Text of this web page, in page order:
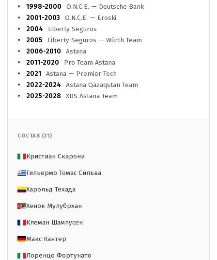
1998-2000
O.N.C.E. — Deutsche Bank
2001-2003
O.N.C.E. — Eroski
2004
Liberty Seguros
2005
Liberty Seguros — Würth Team
2006-2010
Astana
2011-2020
Pro Team Astana
2021
Astana — Premier Tech
2022-2024
Astana Qazaqstan Team
2025-2028
XDS Astana Team
СОСТАВ (31)
Кристиан Скарони
Гильермо Томас Сильва
Харольд Техада
Хенок Мулубрхан
Клеман Шампусен
Макс Кантер
Лоренцо Фортунато